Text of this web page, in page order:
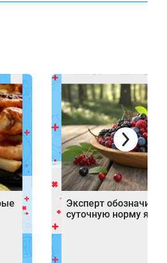
Эксперт обозначила
суточную норму ягод